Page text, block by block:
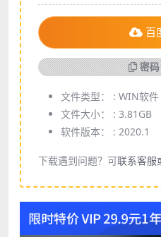
百
密
文件类型： : WIN软件
文件大小： : 3.81GB
软件版本： : 2020.1
下载遇到问题？可联系客服